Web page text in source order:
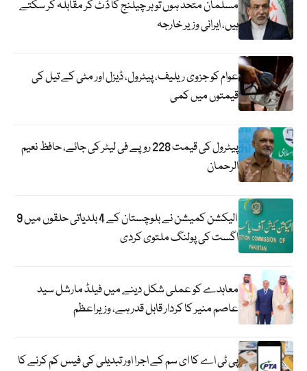
مسلمان متحد ہوں تو ہر چیلنج کا ڈٹ کر مقابلہ کر سکتے
ہیں، ایرانی وزیر خارجہ
عوام کو جزوی ریلیف، پیٹرول، ڈیزل اور مٹی کے تیل کی
قیمتوں میں کمی
پیٹرول کی قیمت 228 روپے فی لیٹر کی جائے، حافظ نعیم
الرحمان
الیکشن کمیشن نے بلوچستان کے 4 بلدیاتی حلقوں میں 9
اگست کی پولنگ ملتوی کردی
معاہدے کو عملی شکل دینے میں فیلڈ مارشل سید
عاصم منیر کا کردار قابل قدر ہے، وزیراعظم
پی ٹی اے کا ای سم کے اجرا اور تبدیلی کی فیس کم کرنے کا